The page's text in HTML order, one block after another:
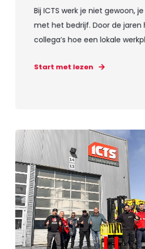
Bij ICTS werk je niet gewoon,
met het bedrijf. Door de jaren
collega’s hoe een lokale
Start met lezen